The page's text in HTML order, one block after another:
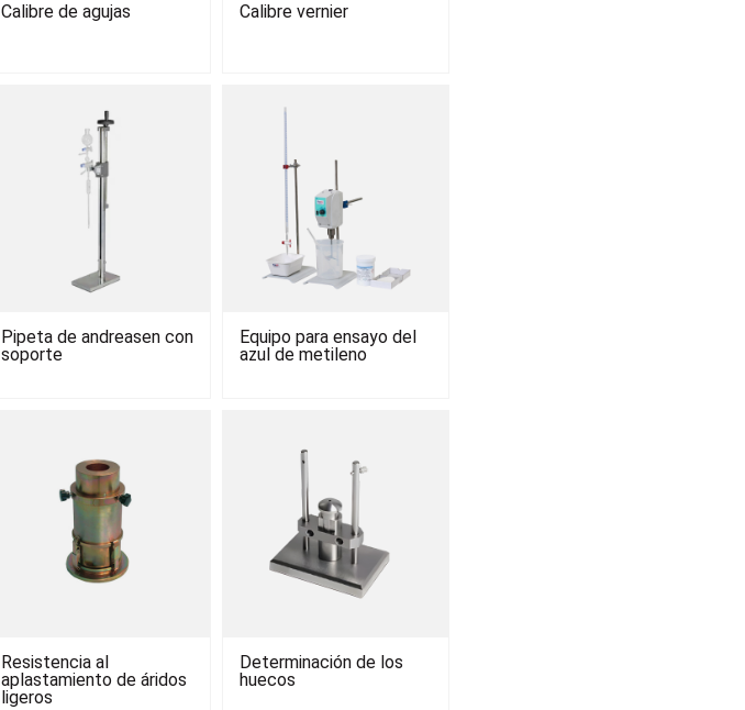
Calibre de agujas Calibre vernier
Pipeta de andreasen con
soporte
Equipo para ensayo del
azul de metileno
Resistencia al
aplastamiento de áridos
ligeros
Determinación de los
huecos